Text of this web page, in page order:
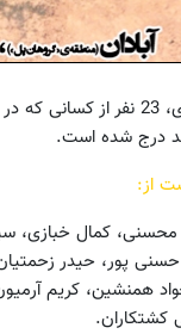
حدود 24 ساعت پس از ثبت
درج شده است.
از:
محسنی، کمال
پور، حیدر
همنشین، کریم
کشتکاران.